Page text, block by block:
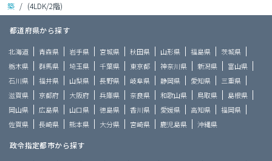
築 / (4LDK/2階)
都道府県から探す
北海道 青森県 岩手県 宮城県 秋田県 山形県 福島県
茨城県
栃木県
群馬県 埼玉県 千葉県 東京都 神奈川県 新潟県
富山県
石川県
福井県 山梨県 長野県 岐阜県 静岡県 愛知県
三重県
滋賀県
京都府 大阪府 兵庫県 奈良県 和歌山県 鳥取県
島根県
岡山県
広島県 山口県 徳島県 香川県 愛媛県 高知県
福岡県
佐賀県
長崎県 熊本県 大分県 宮崎県 鹿児島県 沖縄県
政令指定都市から探す